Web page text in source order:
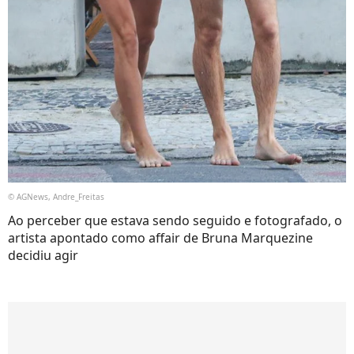
© AGNews, Andre_Freitas
Ao perceber que estava sendo seguido e fotografado, o
artista apontado como affair de Bruna Marquezine
decidiu agir